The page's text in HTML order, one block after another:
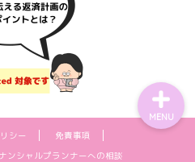
シー
免責事項
シャルプランナーへの相談
MENU
お問い合わせ